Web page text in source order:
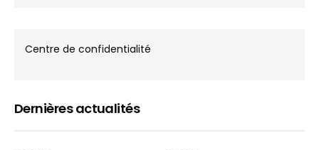
Centre de confidentialité
Dernières actualités